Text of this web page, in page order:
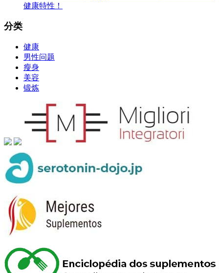
健康特性！
分类
健康
男性问题
瘦身
美容
锻炼